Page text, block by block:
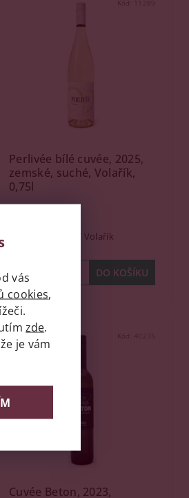
Kód: 11289
Perlivée bílé cuvée, 2025,
zemské, suché, Volařík,
0,75l
Vinařství Volařík
200 Kč
Kód: 40235
Cuvée Beton, 2023,
vás
cookies,
zde.
je vám